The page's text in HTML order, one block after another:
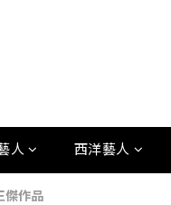
人 西洋藝人
傑作品